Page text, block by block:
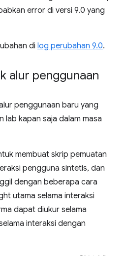
error di versi 9.0 yang
di log perubahan 9.0.
alur penggunaan
penggunaan baru yang
lab kapan saja dalam masa
membuat skrip pemuatan
pengguna sintetis, dan
dengan beberapa cara
utama selama interaksi
dapat diukur selama
interaksi dengan